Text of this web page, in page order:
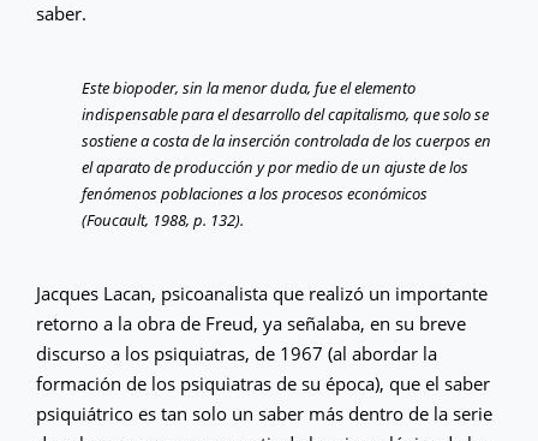
saber.
Este biopoder, sin la menor duda, fue el elemento
indispensable para el desarrollo del capitalismo, que solo se
sostiene a costa de la inserción controlada de los cuerpos en
el aparato de producción y por medio de un ajuste de los
fenómenos poblaciones a los procesos económicos
(Foucault, 1988, p. 132).
Jacques Lacan, psicoanalista que realizó un importante
retorno a la obra de Freud, ya señalaba, en su breve
discurso a los psiquiatras, de 1967 (al abordar la
formación de los psiquiatras de su época), que el saber
psiquiátrico es tan solo un saber más dentro de la serie